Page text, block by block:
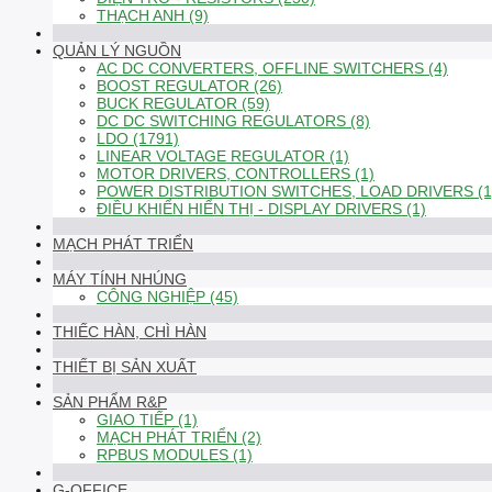
THẠCH ANH (9)
QUẢN LÝ NGUỒN
AC DC CONVERTERS, OFFLINE SWITCHERS (4)
BOOST REGULATOR (26)
BUCK REGULATOR (59)
DC DC SWITCHING REGULATORS (8)
LDO (1791)
LINEAR VOLTAGE REGULATOR (1)
MOTOR DRIVERS, CONTROLLERS (1)
POWER DISTRIBUTION SWITCHES, LOAD DRIVERS
ĐIỀU KHIỂN HIỂN THỊ - DISPLAY DRIVERS (1)
MẠCH PHÁT TRIỂN
MÁY TÍNH NHÚNG
CÔNG NGHIỆP (45)
THIẾC HÀN, CHÌ HÀN
THIẾT BỊ SẢN XUẤT
SẢN PHẨM R&P
GIAO TIẾP (1)
MẠCH PHÁT TRIỂN (2)
RPBUS MODULES (1)